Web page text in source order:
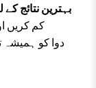
بہترین نتائج کے
کم کریں
دوا کو ہمیشہ